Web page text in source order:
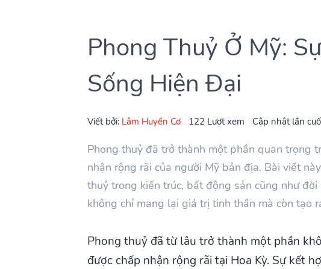
Phong Thuỷ Ở Mỹ:
Sống Hiện Đại
Viết bởi: Lâm Huyền Cơ 122 Lượt xem Cập nhật lần
Phong thuỷ đã trở thành một phần quan trọng
nhận rộng rãi của người Mỹ bản địa. Bài viết
thuỷ trong kiến trúc, bất động sản cũng như
không chỉ mang lại giá trị tinh thần mà còn tạo
Phong thuỷ đã từ lâu trở thành một phần
được chấp nhận rộng rãi tại Hoa Kỳ. Sự kết